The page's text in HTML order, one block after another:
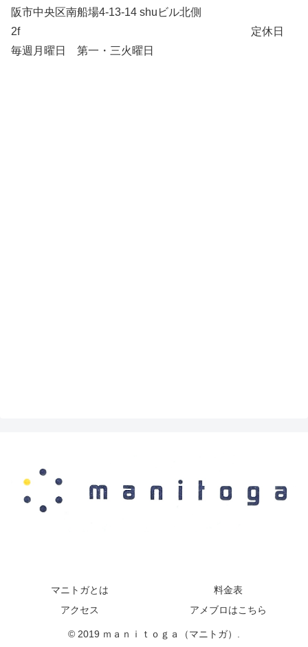
阪市中央区南船場4-13-14 shuビル北側
2f 定休日
毎週月曜日 第一・三火曜日
マニトガとは
料金表
アクセス
アメブロはこちら
© 2019 ｍａｎｉｔｏｇａ（マニトガ）.